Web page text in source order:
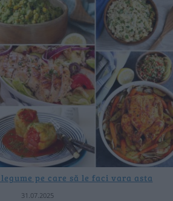
pe care să le faci vara asta
31.07.2025